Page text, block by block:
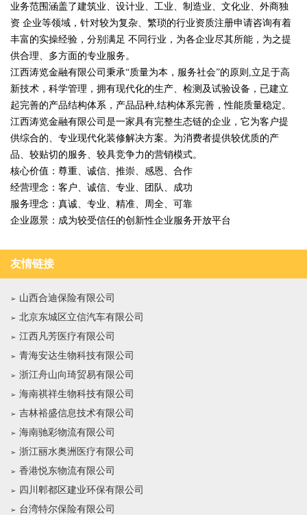
业务范围涵盖了建筑业、设计业、工业、制造业、文化业、外商独
资 企业等领域，针对较为复杂、繁琐的行业资质注册申请咨询有着
丰富的实操经验，分别满足 不同行业，为各企业尽其所能，为之提
供合理、多方面的专业服务。
江西涛览金融有限公司秉承“质量为本，服务社会”的原则,立足于高
新技术，科学管理，拥有现代化的生产、检测及试验设备，已建立
起完善的产品结构体系，产品品种,结构体系完善，性能质量稳定。
江西涛览金融有限公司是一家具有完整生态链的企业，它为客户提
供综合的、专业现代化装修解决方案。为消费者提供较优质的产
品、较贴切的服务、较具竞争力的营销模式。
核心价值：尊重、诚信、推崇、感恩、合作
经营理念：客户、诚信、专业、团队、成功
服务理念：真诚、专业、精准、周全、可靠
企业愿景：成为较受信任的创新性企业服务开放平台
友情链接
山西合迪保险有限公司
北京东城区立信汽车有限公司
江西凡芳医疗有限公司
青海安达生物科技有限公司
浙江舟山向琦贸易有限公司
海南祺祥生物科技有限公司
吉林裕盛信息技术有限公司
海南驰彩物流有限公司
浙江丽水奥洲医疗有限公司
香港悦东物流有限公司
四川郫都区建业环保有限公司
台湾特尔保险有限公司